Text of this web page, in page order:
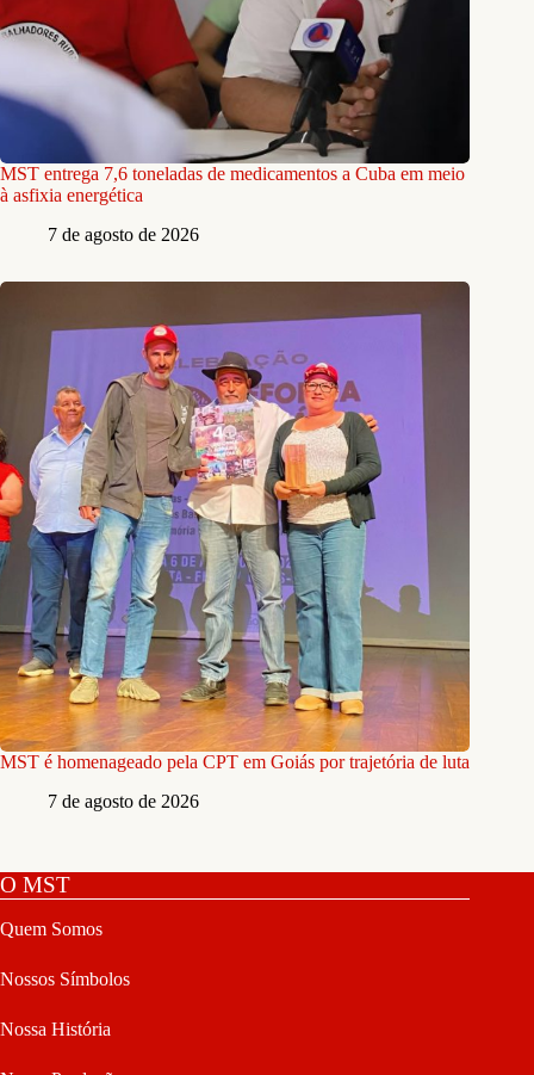
MST entrega 7,6 toneladas de medicamentos a Cuba em meio
à asfixia energética
7 de agosto de 2026
MST é homenageado pela CPT em Goiás por trajetória de luta
7 de agosto de 2026
O MST
Quem Somos
Nossos Símbolos
Nossa História